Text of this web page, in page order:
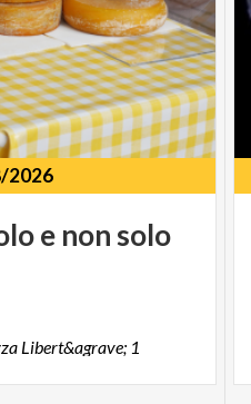
2026
e non solo
Libert&agrave; 1